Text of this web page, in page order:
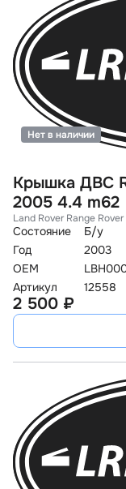
Крышка ДВС
2005 4.4 m62
Land Rover Range
Состояние
Б/у
Год
2003
OEM
Артикул
12558
Нет в наличии
2 500 ₽